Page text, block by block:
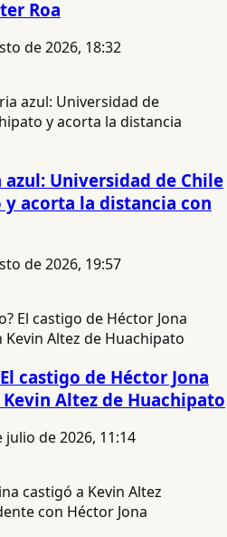
Roa
de 2026, 18:32
Universidad de Chile
acorta la distancia con
de 2026, 19:57
castigo de Héctor Jona
Altez de Huachipato
julio de 2026, 11:14